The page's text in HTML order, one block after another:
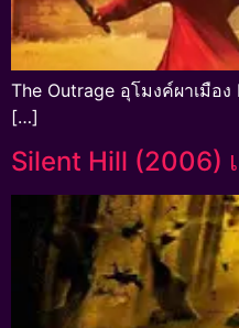
The Outrage อุโมงค์ผาเมือ
[…]
Silent Hill (2006)